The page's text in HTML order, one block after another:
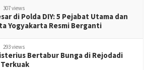
307 views
di Polda DIY: 5 Pejabat Utama dan
Yogyakarta Resmi Berganti
293 views
Bertabur Bunga di Rejodadi